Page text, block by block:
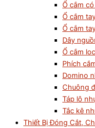
Ổ cắm
Ổ cắm
Ổ cắm
Dây
Ổ cắm
Phích
Domino
Chuông
Táp lô
Tắc kê
Thiết Bị Đóng Cắt,